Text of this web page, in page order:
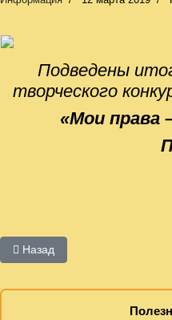
Подведены
творческого
«Мои права
Предыдущий: Электронные
Назад